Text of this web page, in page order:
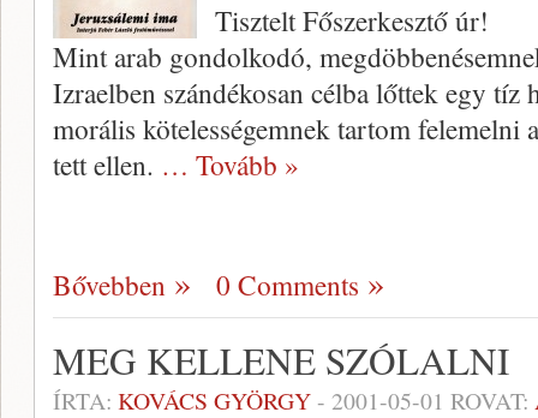
Tisztelt Főszerkesztő úr!
Mint arab gondolkodó,
Izraelben szándékosan célba lőttek egy
morá­lis kötelességemnek tartom felemelni
tett ellen. … Tovább »
Bővebben 0 Comments
MEG KELLENE SZÓLALNI
ÍRTA: KOVÁCS GYÖRGY- 2001-05-01 ROVAT: